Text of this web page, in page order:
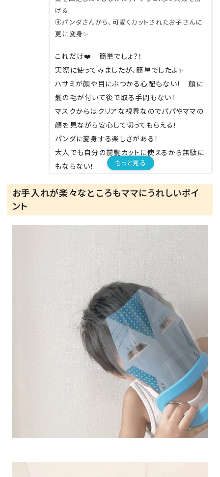
げる
④パンダさんから、可愛くカットされたお子さんに
更に変身✨
これだけ❤️ 簡単でしょ？！
実際に使ってみましたが、簡単でしたよ✨
ハサミが顔や目にぶつかる心配もない！ 顔に
髪の毛が付いて後で取る手間もない！
マスクからはクリアな視界なのでパパやママの
顔を見ながら安心して切ってもらえる！
パンダに変身する楽しさがある！
大人でも自分の前髪カットに使えるから無駄に
もならない！
もっと見る
お手入れが楽々なところもママにうれしいポイ
ント